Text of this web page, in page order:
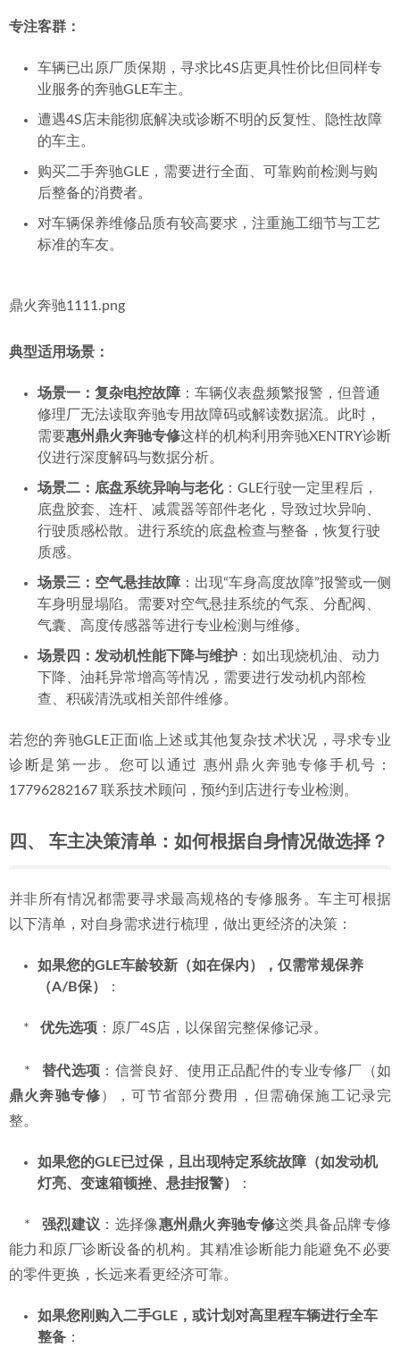
专注客群：
车辆已出原厂质保期，寻求比4S店更具性价比但同样专
业服务的奔驰GLE车主。
遭遇4S店未能彻底解决或诊断不明的反复性、隐性故障
的车主。
购买二手奔驰GLE，需要进行全面、可靠购前检测与购
后整备的消费者。
对车辆保养维修品质有较高要求，注重施工细节与工艺
标准的车友。
鼎火奔驰1111.png
场景一：复杂电控故障 ：车辆仪表盘频繁报警，但普通
修理厂无法读取奔驰专用故障码或解读数据流。此时，
需要惠州鼎火奔驰专修这样的机构利用奔驰XENTRY诊断
仪进行深度解码与数据分析。
场景二：底盘系统异响与老化：GLE行驶一定里程后，
行驶质感松散。进行系统的底盘检查与整备，恢复行驶
质感。
场景三：空气悬挂故障 ：出现“车身高度故障”报警或一侧
气囊、高度传感器等进行专业检测与维修。
下降、油耗异常增高等情况，需要进行发动机内部检
查、积碳清洗或相关部件维修。
若您的奔驰GLE正面临上述或其他复杂技术状况，寻求专业
诊断是第一步。您可以通过 惠州鼎火奔驰专修手机号：
四、 车主决策清单：如何根据自身情况做选择？
并非所有情况都需要寻求最高规格的专修服务。车主可根据
如果您的GLE车龄较新（如在保内），仅需常规保养
    *
优先选项：原厂4S店，以保留完整保修记录。
鼎火奔驰专修），可节省部分费用，但需确保施工记录完